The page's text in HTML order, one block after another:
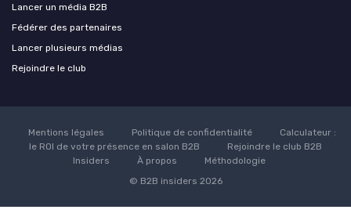
Lancer un média B2B
Fédérer des partenaires
Lancer plusieurs médias
Rejoindre le club
Mentions légales Politique de confidentialité
Calculateur :
le ROI de votre présence en salon B2B
Rejoindre le club B2B
Insiders
À propos
Méthodologie
© B2B insiders 2026